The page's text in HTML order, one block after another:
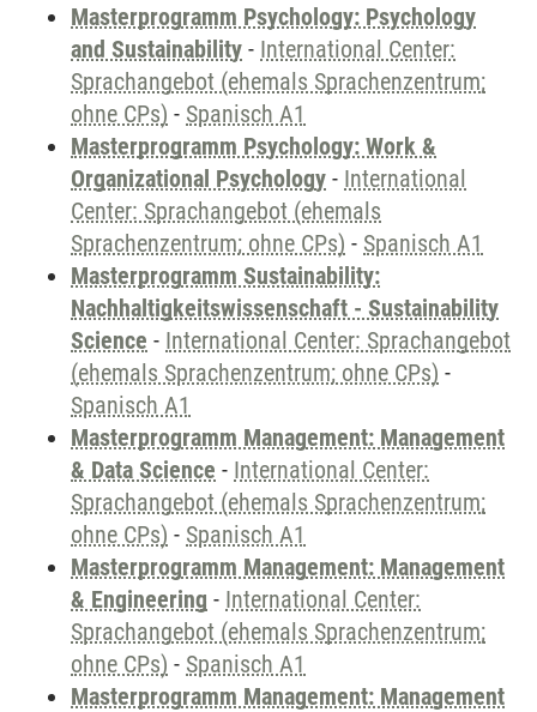
Masterprogramm Psychology: Psychology
and Sustainability - International Center:
Sprachangebot (ehemals Sprachenzentrum;
ohne CPs) - Spanisch A1
Masterprogramm Psychology: Work &
Organizational Psychology - International
Center: Sprachangebot (ehemals
Sprachenzentrum; ohne CPs) - Spanisch A1
Masterprogramm Sustainability:
Nachhaltigkeitswissenschaft - Sustainability
Science - International Center: Sprachangebot
(ehemals Sprachenzentrum; ohne CPs) -
Spanisch A1
Masterprogramm Management: Management
& Data Science - International Center:
Sprachangebot (ehemals Sprachenzentrum;
ohne CPs) - Spanisch A1
Masterprogramm Management: Management
& Engineering - International Center:
Sprachangebot (ehemals Sprachenzentrum;
ohne CPs) - Spanisch A1
Masterprogramm Management: Management